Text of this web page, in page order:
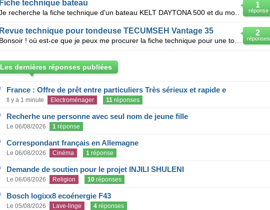
1
réponse
Fiche technique bateau
Je recherche la fiche technique d'un bateau KELT DAYTONA 500 et du moteur EVINRUDE 140 CV 2T
2
réponses
Revue technique pour tondeuse TECUMSEH Vantage 35
Bonsoir ! où est-ce que je peux me procurer la fiche technique pour une tondeuse tecumseh vantage 3
Les dernières réponses publiées
France : Offre de prêt entre particuliers Très sérieux et rapide e
Il y a 1 minute Electroménager 11réponses
Recherhe une personne avec seul nom de jeune fille
Le 06/08/2026 1réponse
Correspondant français en Allemagne
Le 06/08/2026 Cinéma 1réponse
Demande de soutien pour le projet INJILI SHULENI
Le 06/08/2026 Religion 10réponses
Bosch logixx8 ecoénergie F43
Le 05/08/2026 Lave-linge 4réponses